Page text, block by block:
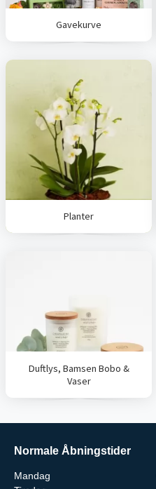
Gavekurve
Planter
Duftlys, Bamsen Bobo &
Vaser
Normale Åbningstider
Mandag